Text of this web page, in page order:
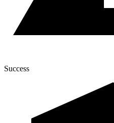
Success